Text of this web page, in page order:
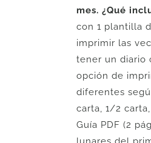
mes. ¿Qué
con 1 plantilla
imprimir las
tener un diario
opción de
diferentes
carta, 1/2
Guía PDF (2